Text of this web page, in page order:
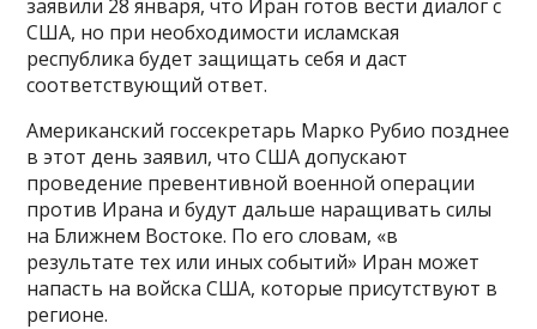
заявили 28 января, что Иран готов вести диалог с
США, но при необходимости исламская
республика будет защищать себя и даст
соответствующий ответ.
Американский госсекретарь Марко Рубио позднее
в этот день заявил, что США допускают
проведение превентивной военной операции
против Ирана и будут дальше наращивать силы
на Ближнем Востоке. По его словам, «в
результате тех или иных событий» Иран может
напасть на войска США, которые присутствуют в
регионе.